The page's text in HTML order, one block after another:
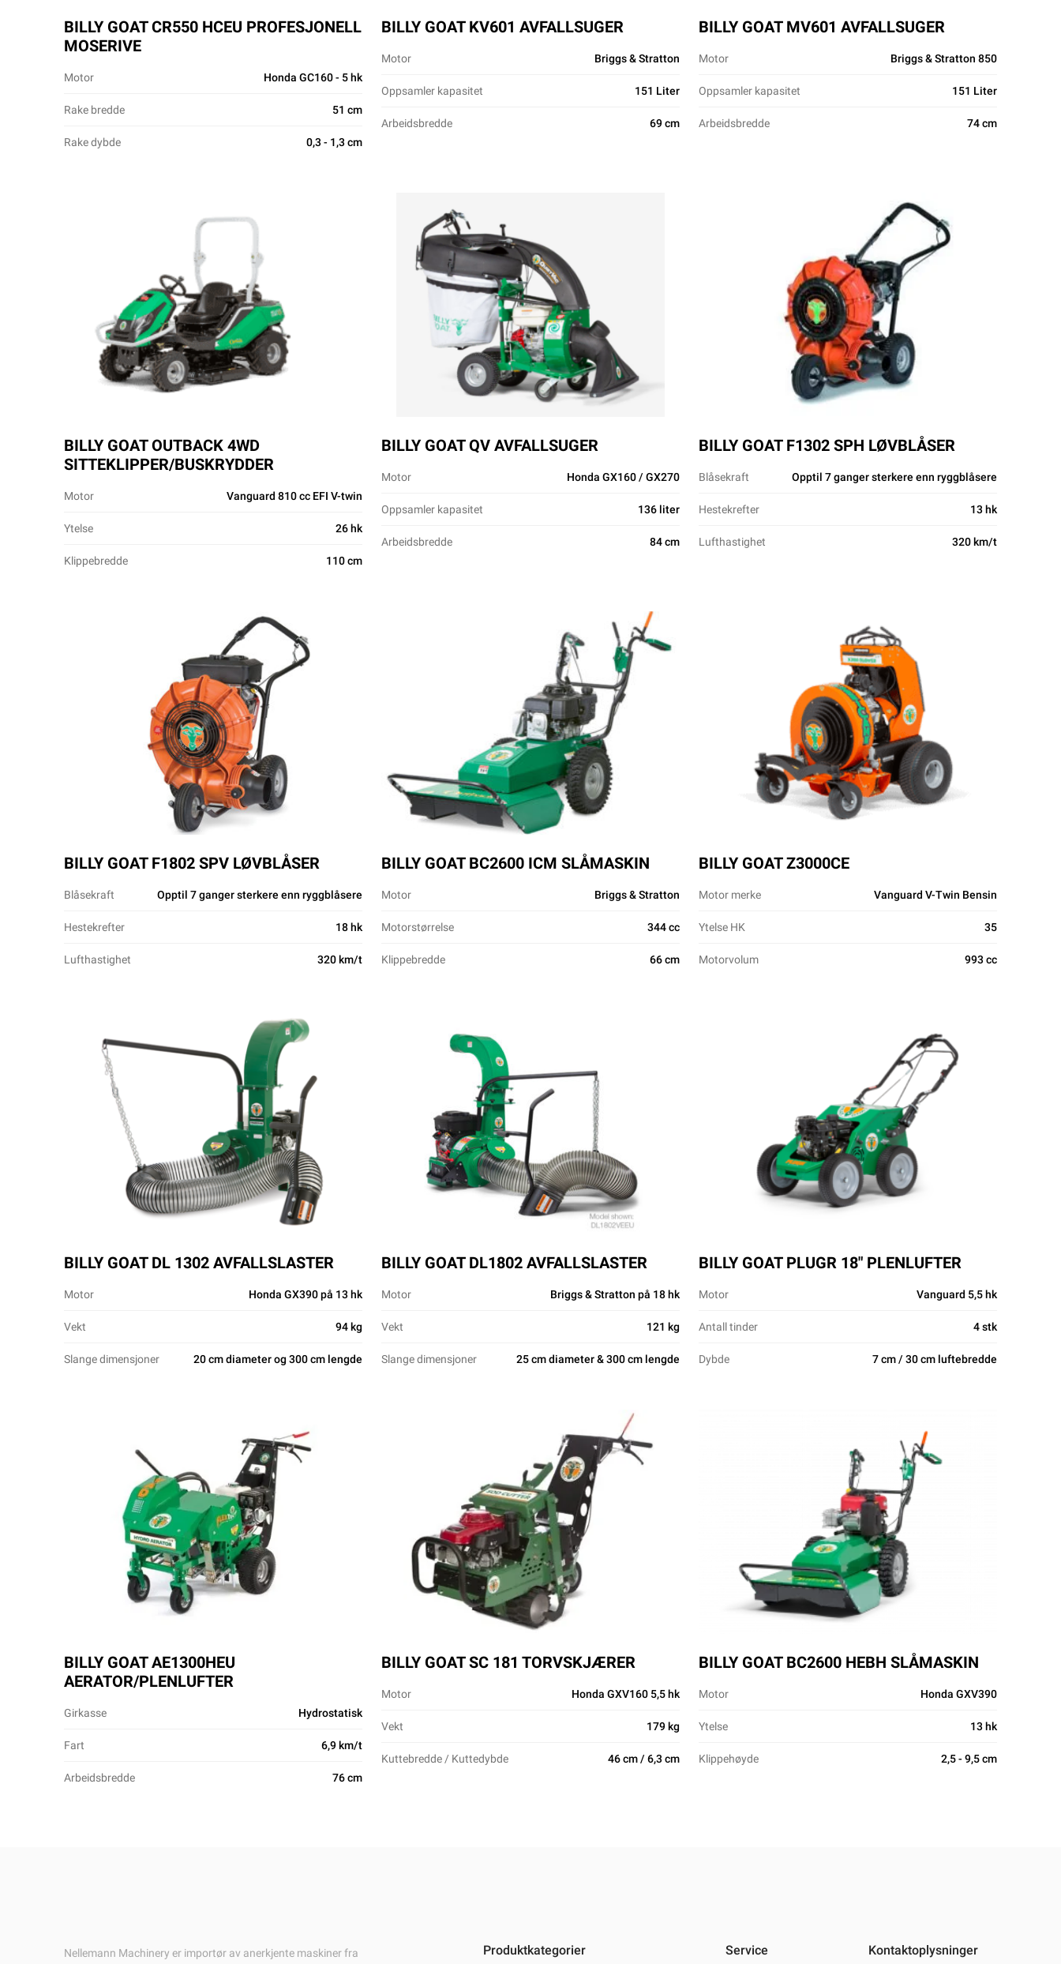
BILLY GOAT CR550 HCEU PROFESJONELL
MOSERIVE
Motor Honda GC160 - 5 hk
Rake bredde 51 cm
Rake dybde 0,3 - 1,3 cm
BILLY GOAT KV601 AVFALLSUGER
Motor Briggs & Stratton
Oppsamler kapasitet 151 Liter
Arbeidsbredde 69 cm
BILLY GOAT MV601 AVFALLSUGER
Motor Briggs & Stratton 850
Oppsamler kapasitet 151 Liter
Arbeidsbredde 74 cm
BILLY GOAT OUTBACK 4WD
SITTEKLIPPER/BUSKRYDDER
Motor Vanguard 810 cc EFI V-twin
Ytelse 26 hk
Klippebredde 110 cm
BILLY GOAT QV AVFALLSUGER
Motor Honda GX160 / GX270
Oppsamler kapasitet 136 liter
Arbeidsbredde 84 cm
BILLY GOAT F1302 SPH LØVBLÅSER
Blåsekraft Opptil 7 ganger sterkere enn ryggblåsere
Hestekrefter 13 hk
Lufthastighet 320 km/t
BILLY GOAT F1802 SPV LØVBLÅSER
Blåsekraft Opptil 7 ganger sterkere enn ryggblåsere
Hestekrefter 18 hk
Lufthastighet 320 km/t
BILLY GOAT BC2600 ICM SLÅMASKIN
Motor Briggs & Stratton
Motorstørrelse 344 cc
Klippebredde 66 cm
BILLY GOAT Z3000CE
Motor merke Vanguard V-Twin Bensin
Ytelse HK 35
Motorvolum 993 cc
BILLY GOAT DL 1302 AVFALLSLASTER
Motor Honda GX390 på 13 hk
Vekt 94 kg
Slange dimensjoner 20 cm diameter og 300 cm lengde
BILLY GOAT DL1802 AVFALLSLASTER
Motor Briggs & Stratton på 18 hk
Vekt 121 kg
Slange dimensjoner 25 cm diameter & 300 cm lengde
BILLY GOAT PLUGR 18″ PLENLUFTER
Motor Vanguard 5,5 hk
Antall tinder 4 stk
Dybde 7 cm / 30 cm luftebredde
BILLY GOAT AE1300HEU
AERATOR/PLENLUFTER
Girkasse Hydrostatisk
Fart 6,9 km/t
Arbeidsbredde 76 cm
BILLY GOAT SC 181 TORVSKJÆRER
Motor Honda GXV160 5,5 hk
Vekt 179 kg
Kuttebredde / Kuttedybde 46 cm / 6,3 cm
BILLY GOAT BC2600 HEBH SLÅMASKIN
Motor Honda GXV390
Ytelse 13 hk
Klippehøyde 2,5 - 9,5 cm
Nellemann Machinery er importør av anerkjente maskiner fra Produktkategorier Service Kontaktoplysninger